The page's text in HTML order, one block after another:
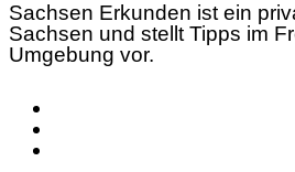
Sachsen Erkunden ist ein
Sachsen und stellt Tipps im
Umgebung vor.